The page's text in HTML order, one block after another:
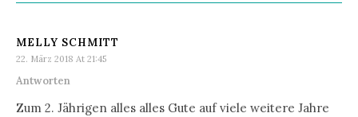
MELLY SCHMITT
22. März 2018 At 21:45
Antworten
Zum 2. Jährigen alles alles Gute auf viele weitere Jahre